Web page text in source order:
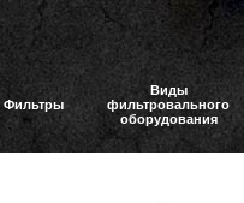
Фильтры
Виды
фильтровального
оборудования